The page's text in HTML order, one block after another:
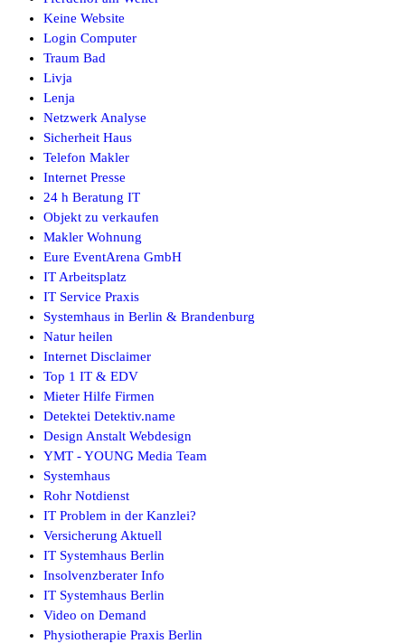
Keine Website
Login Computer
Traum Bad
Livja
Lenja
Netzwerk Analyse
Sicherheit Haus
Telefon Makler
Internet Presse
24 h Beratung IT
Objekt zu verkaufen
Makler Wohnung
Eure EventArena GmbH
IT Arbeitsplatz
IT Service Praxis
Systemhaus in Berlin & Brandenburg
Natur heilen
Internet Disclaimer
Top 1 IT & EDV
Mieter Hilfe Firmen
Detektei Detektiv.name
Design Anstalt Webdesign
YMT - YOUNG Media Team
Systemhaus
Rohr Notdienst
IT Problem in der Kanzlei?
Versicherung Aktuell
IT Systemhaus Berlin
Insolvenzberater Info
IT Systemhaus Berlin
Video on Demand
Physiotherapie Praxis Berlin